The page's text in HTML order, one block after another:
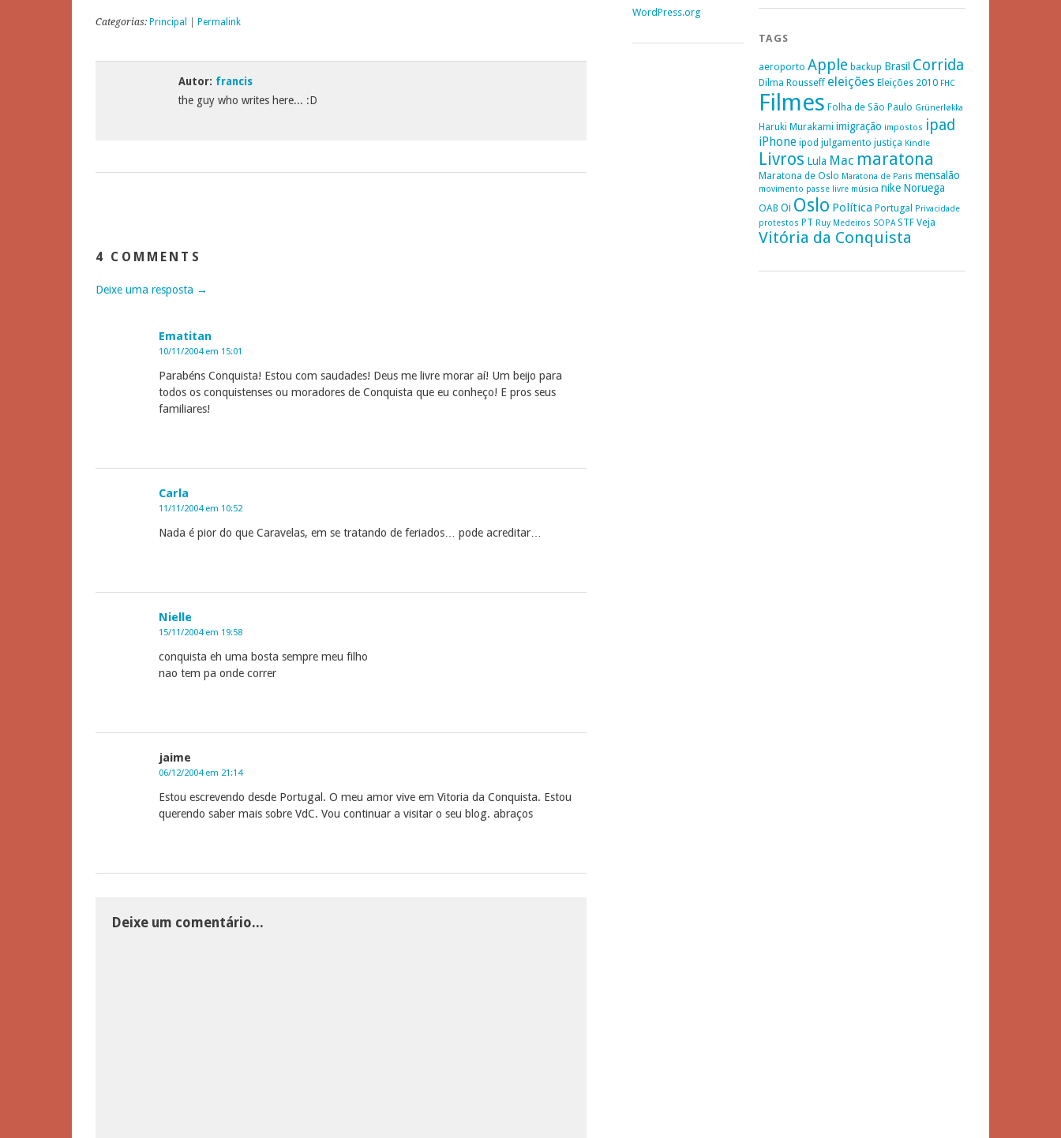
Categorias: Principal Permalink
Autor: francis
the guy who writes here... :D
4 COMMENTS
Deixe uma resposta →
Ematitan
10/11/2004 em 15:01
Parabéns Conquista! Estou com saudades! Deus me livre morar aí! Um beijo para
todos os conquistenses ou moradores de Conquista que eu conheço! E pros seus
familiares!
Carla
11/11/2004 em 10:52
Nada é pior do que Caravelas, em se tratando de feriados… pode acreditar…
Nielle
15/11/2004 em 19:58
conquista eh uma bosta sempre meu filho
nao tem pa onde correr
jaime
06/12/2004 em 21:14
Estou escrevendo desde Portugal. O meu amor vive em Vitoria da Conquista. Estou
querendo saber mais sobre VdC. Vou continuar a visitar o seu blog. abraços
Deixe um comentário...
WordPress.org
TAGS
aeroporto Apple backup Brasil Corrida
Dilma Rousseff eleições Eleições 2010 FHC
Filmes Folha de São Paulo Grünerløkka
Haruki Murakami imigração impostos ipad
iPhone ipod julgamento justiça Kindle
Livros Lula Mac maratona
Maratona de Oslo Maratona de Paris mensalão
movimento passe livre música nike Noruega
OAB Oi Oslo Política Portugal
Privacidade
protestos PT Ruy Medeiros SOPA STF Veja
Vitória da Conquista